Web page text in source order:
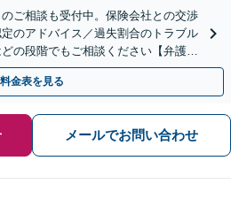
ご相談も受付中。保険会社との交渉
のアドバイス／過失割合のトラブル
の段階でもご相談ください【弁護士
相談可】【金山駅5分】
料金表を見る
メールでお問い合わせ